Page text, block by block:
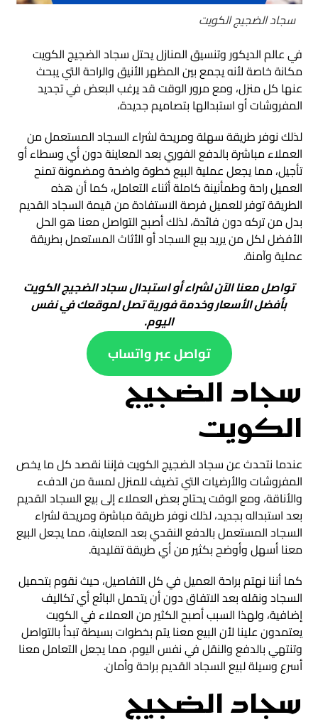
سجاد الضجيج الكويت
في عالم الديكور وتنسيق المنازل يحتل سجاد الضجيج الكويت
مكانة خاصة لأنه يجمع بين المظهر الأنيق والراحة التي يبحث
عنها كل منزل، ومع مرور الوقت قد يرغب البعض في تجديد
المفروشات أو استبدالها بتصاميم جديدة،
لذلك نوفر طريقة سهلة ومريحة لشراء السجاد المستعمل من
العملاء مباشرة بالدفع الفوري بعد المعاينة دون أي وسطاء أو
تأجيل، مما يجعل عملية البيع خطوة واضحة ومضمونة تمنح
العميل راحة وطمأنينة كاملة أثناء التعامل، كما أن هذه
الطريقة توفر للعميل فرصة الاستفادة من قيمة السجاد القديم
بدل من تركه دون فائدة، لذلك أصبح التواصل معنا هو الحل
الأفضل لكل من يريد بيع السجاد أو الأثاث المستعمل بطريقة
عملية وآمنة.
تواصل معنا الآن لشراء أو استبدال سجاد الضجيج الكويت
بأفضل الأسعار وخدمة فورية تصل لموقعك في نفس
اليوم.
تواصل عبر واتساب
سجاد الضجيج
الكويت
عندما نتحدث عن سجاد الضجيج الكويت فإننا نقصد كل ما يخص
المفروشات والأرضيات التي تضيف للمنزل لمسة من الدفء
والأناقة، ومع الوقت يحتاج بعض العملاء إلى بيع السجاد القديم
بعد استبداله بجديد، لذلك نوفر طريقة مباشرة ومريحة لشراء
السجاد المستعمل بالدفع النقدي بعد المعاينة، مما يجعل البيع
معنا أسهل وأوضح بكثير من أي طريقة تقليدية.
كما أننا نهتم براحة العميل في كل التفاصيل، حيث نقوم بتحميل
السجاد ونقله بعد الاتفاق دون أن يتحمل البائع أي تكاليف
إضافية، ولهذا السبب أصبح الكثير من العملاء في الكويت
يعتمدون علينا لأن البيع معنا يتم بخطوات بسيطة تبدأ بالتواصل
وتنتهي بالدفع والنقل في نفس اليوم، مما يجعل التعامل معنا
أسرع وسيلة لبيع السجاد القديم براحة وأمان.
سجاد الضجيج